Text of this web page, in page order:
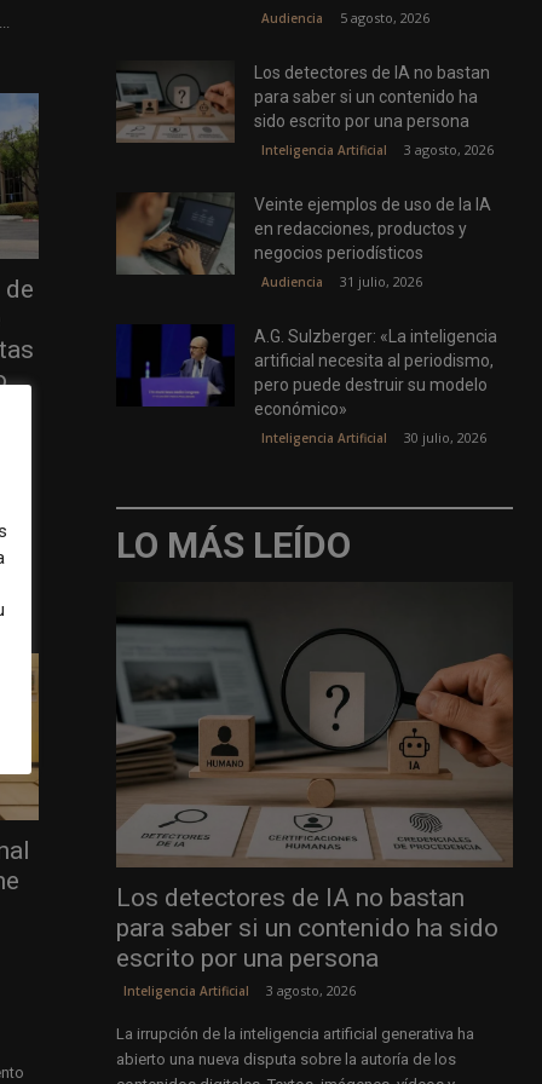
de
Audiencia 5 agosto, 2026
Los detectores de IA no bastan
para saber si un contenido ha
sido escrito por una persona
Inteligencia Artificial 3 agosto, 2026
Veinte ejemplos de uso de la IA
en redacciones, productos y
negocios periodísticos
Audiencia 31 julio, 2026
A.G. Sulzberger: «La inteligencia
artificial necesita al periodismo,
pero puede destruir su modelo
económico»
Inteligencia Artificial 30 julio, 2026
LO MÁS LEÍDO
Los detectores de IA no bastan
para saber si un contenido ha sido
escrito por una persona
Inteligencia Artificial 3 agosto, 2026
La irrupción de la inteligencia artificial generativa ha
abierto una nueva disputa sobre la autoría de los